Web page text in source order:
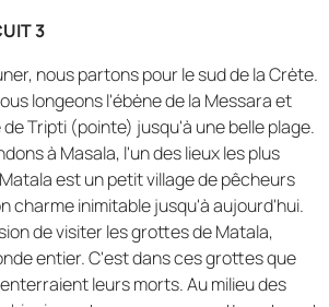
3
nous partons pour le sud de la Crète.
longeons l'ébène de la Messara et
Tripti (pointe) jusqu'à une belle plage.
à Masala, l'un des lieux les plus
est un petit village de pêcheurs
charme inimitable jusqu'à aujourd'hui.
de visiter les grottes de Matala,
entier. C'est dans ces grottes que
leurs morts. Au milieu des